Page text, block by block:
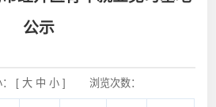
公示
： [ 大 中 小] 浏览次数：